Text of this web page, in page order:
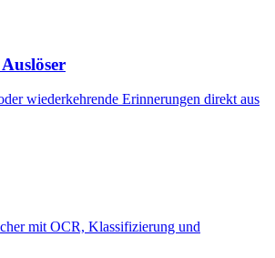
wiederkehrende Erinnerungen direkt aus
mit OCR, Klassifizierung und